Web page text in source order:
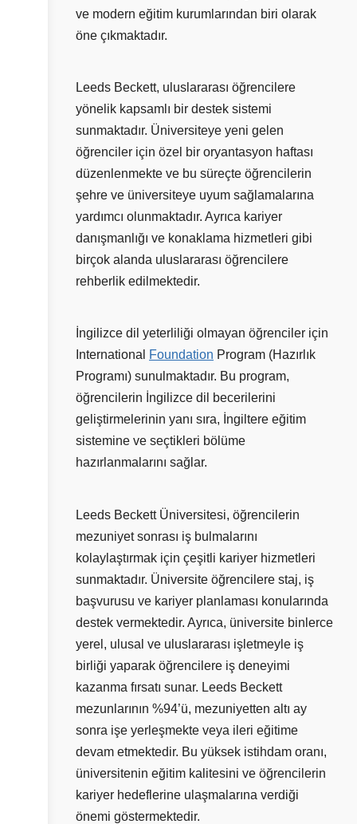
ve modern eğitim kurumlarından biri olarak
öne çıkmaktadır.
Leeds Beckett, uluslararası öğrencilere
yönelik kapsamlı bir destek sistemi
sunmaktadır. Üniversiteye yeni gelen
öğrenciler için özel bir oryantasyon haftası
düzenlenmekte ve bu süreçte öğrencilerin
şehre ve üniversiteye uyum sağlamalarına
yardımcı olunmaktadır. Ayrıca kariyer
danışmanlığı ve konaklama hizmetleri gibi
birçok alanda uluslararası öğrencilere
rehberlik edilmektedir.
İngilizce dil yeterliliği olmayan öğrenciler için
International
Foundation Program (Hazırlık
Programı) sunulmaktadır. Bu program,
öğrencilerin İngilizce dil becerilerini
geliştirmelerinin yanı sıra, İngiltere eğitim
sistemine ve seçtikleri bölüme
hazırlanmalarını sağlar.
Leeds Beckett Üniversitesi, öğrencilerin
mezuniyet sonrası iş bulmalarını
kolaylaştırmak için çeşitli kariyer hizmetleri
sunmaktadır. Üniversite öğrencilere staj, iş
başvurusu ve kariyer planlaması konularında
destek vermektedir. Ayrıca, üniversite binlerce
yerel, ulusal ve uluslararası işletmeyle iş
birliği yaparak öğrencilere iş deneyimi
kazanma fırsatı sunar. Leeds Beckett
mezunlarının %94’ü, mezuniyetten altı ay
sonra işe yerleşmekte veya ileri eğitime
devam etmektedir. Bu yüksek istihdam oranı,
üniversitenin eğitim kalitesini ve öğrencilerin
kariyer hedeflerine ulaşmalarına verdiği
önemi göstermektedir.